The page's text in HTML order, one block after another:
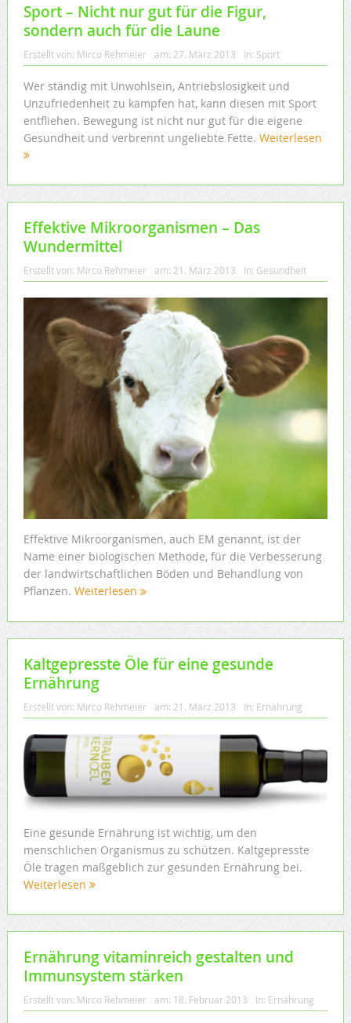
Sport – Nicht nur gut für die Figur,
sondern auch für die Laune
Erstellt von: Mirco Rehmeier am: 27. März 2013 In: Sport
Wer ständig mit Unwohlsein, Antriebslosigkeit und
Unzufriedenheit zu kämpfen hat, kann diesen mit Sport
entfliehen. Bewegung ist nicht nur gut für die eigene
Gesundheit und verbrennt ungeliebte Fette. Weiterlesen
Effektive Mikroorganismen – Das
Wundermittel
Erstellt von: Mirco Rehmeier am: 21. März 2013 In: Gesundheit
Effektive Mikroorganismen, auch EM genannt, ist der
Name einer biologischen Methode, für die Verbesserung
der landwirtschaftlichen Böden und Behandlung von
Pflanzen. Weiterlesen
Kaltgepresste Öle für eine gesunde
Ernährung
Erstellt von: Mirco Rehmeier am: 21. März 2013 In: Ernährung
Eine gesunde Ernährung ist wichtig, um den
menschlichen Organismus zu schützen. Kaltgepresste
Öle tragen maßgeblich zur gesunden Ernährung bei.
Weiterlesen
Ernährung vitaminreich gestalten und
Immunsystem stärken
Erstellt von: Mirco Rehmeier am: 18. Februar 2013 In: Ernährung